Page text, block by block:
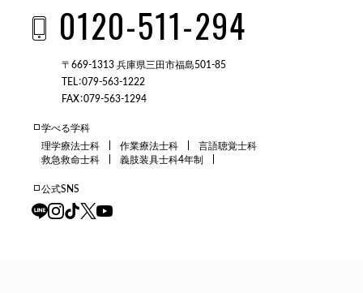
0120-511-294
〒669-1313 兵庫県三田市福島501-85
TEL：079-563-1222
FAX：079-563-1294
学べる学科
理学療法士科
作業療法士科
言語聴覚士科
救急救命士科
義肢装具士科4年制
公式SNS